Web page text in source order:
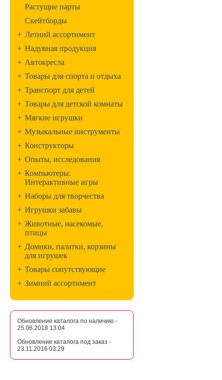
Растущие парты
Скейтборды
+ Летний ассортимент
+ Надувная продукция
+ Автокресла
+ Товары для спорта и отдыха
+ Транспорт для детей
+ Товары для детской комнаты
+ Мягкие игрушки
+ Музыкальные инструменты
+ Конструкторы
+ Опыты, исследования
+ Компьютеры.
Интерактивные игры
+ Наборы для творчества
+ Игрушки забавы
+ Животные, насекомые,
птицы
+ Домики, палатки, корзины
для игрушек
+ Товары сопутствующие
+ Зимний ассортимент
Обновление каталога по наличию -
25.06.2018 13:04
Обновление каталога под заказ -
23.11.2016 03:29